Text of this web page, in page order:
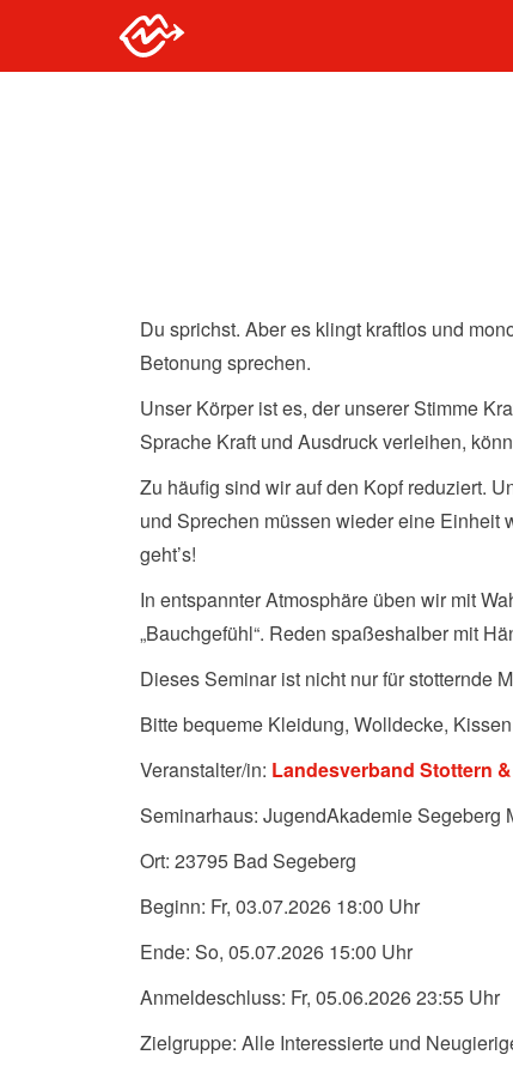
Du sprichst. Aber es klingt kraftlos und
Betonung sprechen.
Unser Körper ist es, der unserer Stimme
Sprache Kraft und Ausdruck verleihen,
Zu häufig sind wir auf den Kopf reduziert.
und Sprechen müssen wieder eine Einheit
geht’s!
In entspannter Atmosphäre üben wir mit
„Bauchgefühl“. Reden spaßeshalber mit
Dieses Seminar ist nicht nur für stotternde
Bitte bequeme Kleidung, Wolldecke,
Veranstalter/in: Landesverband Stottern
Seminarhaus: JugendAkademie Segeberg
Ort: 23795 Bad Segeberg
Beginn: Fr, 03.07.2026 18:00 Uhr
Ende: So, 05.07.2026 15:00 Uhr
Anmeldeschluss: Fr, 05.06.2026 23:55 Uhr
Zielgruppe: Alle Interessierte und